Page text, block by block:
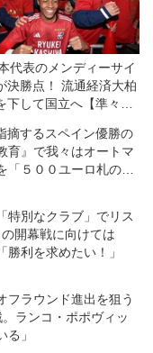
代表のメンディーサイ
決勝点！ 流通経済大柏
下して国立へ【準々決
摘するスペイン優勝の
』で我々はオートマ
５００ユーロ札のよ
特別なクラブ」でリス
開幕戦に向けては
勝利を求めたい！」
フラウンド進出を狙う
ランコ・ポポヴィッ
」